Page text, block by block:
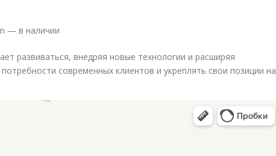
— в наличии
развиваться, внедряя новые технологии и расширяя
современных клиентов и укреплять свои позиции на